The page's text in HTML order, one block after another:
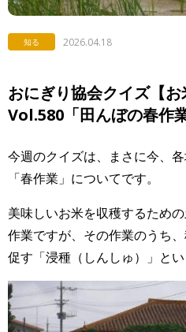
知る 2026.04.18
おにぎり協会クイズ【お
Vol.580「田んぼの春作業
今週のクイズは、まさに今、
「春作業」についてです。
美味しいお米を収穫するため
作業ですが、その作業のうち
促す「浸種（しんしゅ）」とい